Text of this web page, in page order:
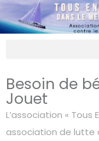
Besoin de
Jouet
L’association «
association de lutte